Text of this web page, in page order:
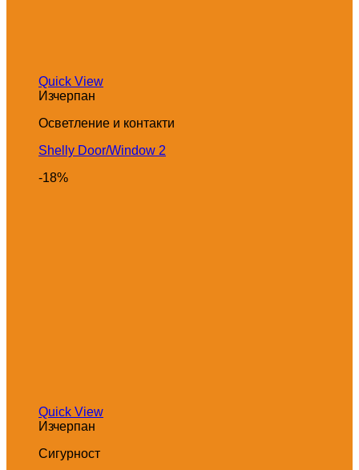
Quick View
Изчерпан
Осветление и контакти
Shelly Door/Window 2
-18%
Quick View
Изчерпан
Сигурност